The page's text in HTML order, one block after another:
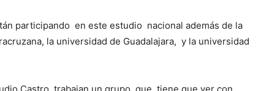
participando en este estudio nacional además de la
la universidad de Guadalajara, y la universidad